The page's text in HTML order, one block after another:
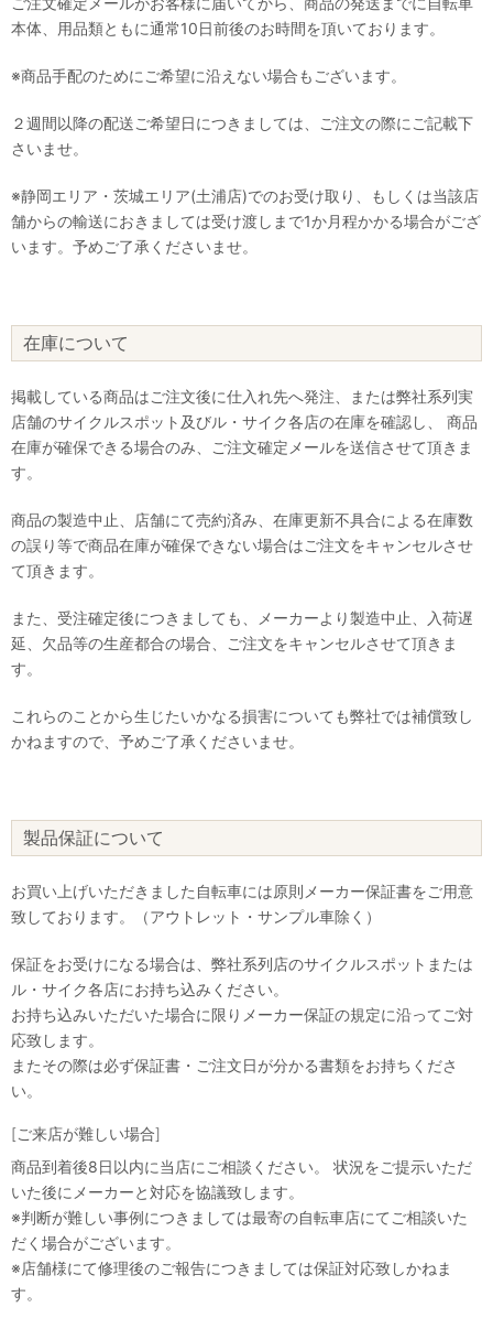
本体、用品類ともに通常10日前後のお時間を頂いております。
※商品手配のためにご希望に沿えない場合もございます。
２週間以降の配送ご希望日につきましては、ご注文の際にご記載下
さいませ。
※静岡エリア・茨城エリア(土浦店)でのお受け取り、もしくは当該店
舗からの輸送におきましては受け渡しまで1か月程かかる場合がござ
います。予めご了承くださいませ。
在庫について
掲載している商品はご注文後に仕入れ先へ発注、または弊社系列実
店舗のサイクルスポット及びル・サイク各店の在庫を確認し、 商品
在庫が確保できる場合のみ、ご注文確定メールを送信させて頂きま
す。
商品の製造中止、店舗にて売約済み、在庫更新不具合による在庫数
の誤り等で商品在庫が確保できない場合はご注文をキャンセルさせ
て頂きます。
また、受注確定後につきましても、メーカーより製造中止、入荷遅
延、欠品等の生産都合の場合、ご注文をキャンセルさせて頂きま
す。
これらのことから生じたいかなる損害についても弊社では補償致し
かねますので、予めご了承くださいませ。
製品保証について
お買い上げいただきました自転車には原則メーカー保証書をご用意
致しております。（アウトレット・サンプル車除く）
保証をお受けになる場合は、弊社系列店のサイクルスポットまたは
ル・サイク各店にお持ち込みください。
お持ち込みいただいた場合に限りメーカー保証の規定に沿ってご対
応致します。
またその際は必ず保証書・ご注文日が分かる書類をお持ちくださ
い。
[ご来店が難しい場合]
商品到着後8日以内に当店にご相談ください。 状況をご提示いただ
いた後にメーカーと対応を協議致します。
※判断が難しい事例につきましては最寄の自転車店にてご相談いた
だく場合がございます。
※店舗様にて修理後のご報告につきましては保証対応致しかねま
す。